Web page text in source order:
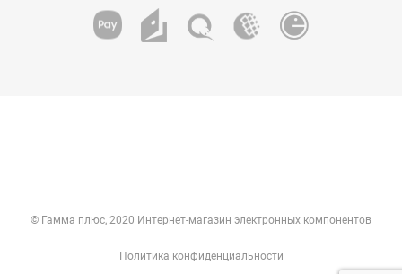
© Гамма плюс, 2020 Интернет-магазин электронных компонентов
Политика конфиденциальности